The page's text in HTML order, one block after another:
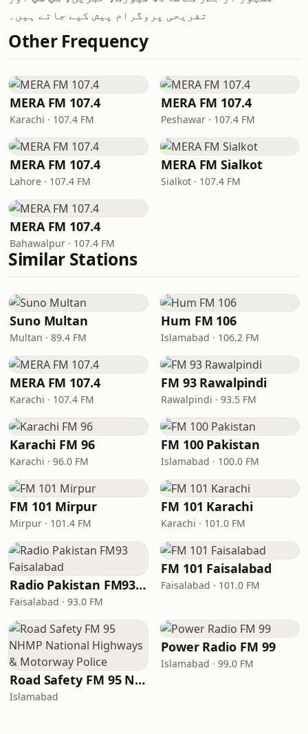
تفریحی پروگرام پیش کیے جاتے ہیں۔
Other Frequency
MERA FM 107.4
Karachi · 107.4 FM
MERA FM 107.4
Peshawar · 107.4 FM
MERA FM 107.4
Lahore · 107.4 FM
MERA FM Sialkot
Sialkot · 107.4 FM
MERA FM 107.4
Bahawalpur · 107.4 FM
Similar Stations
Suno Multan
Multan · 89.4 FM
Hum FM 106
Islamabad · 106.2 FM
MERA FM 107.4
Karachi · 107.4 FM
FM 93 Rawalpindi
Rawalpindi · 93.5 FM
Karachi FM 96
Karachi · 96.0 FM
FM 100 Pakistan
Islamabad · 100.0 FM
FM 101 Mirpur
Mirpur · 101.4 FM
FM 101 Karachi
Karachi · 101.0 FM
Radio Pakistan FM93 Faisalabad
Faisalabad · 93.0 FM
FM 101 Faisalabad
Faisalabad · 101.0 FM
Road Safety FM 95 NHMP National Highways & Motorway Police
Islamabad
Power Radio FM 99
Islamabad · 99.0 FM